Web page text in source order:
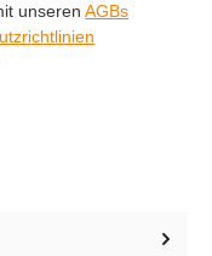
unserenAGBs